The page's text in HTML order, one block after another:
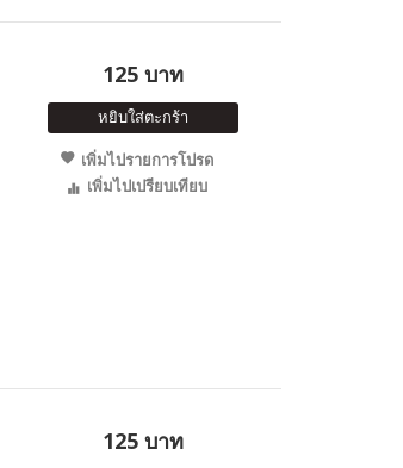
125 บาท
หยิบใส่ตะกร้า
เพิ่มไปรายการโปรด
เพิ่มไปเปรียบเทียบ
125 บาท